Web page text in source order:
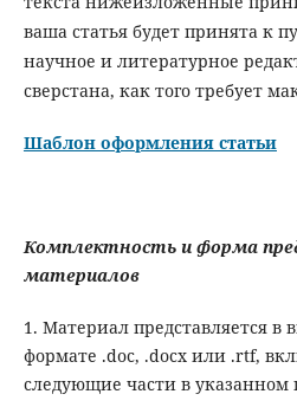
ваша статья будет принята к
научное и литературное
сверстана, как того требует
Шаблон оформления статьи
Комплектность и форма
материалов
1. Материал представляется в
формате .doc, .docx или .rtf,
следующие части в указанном